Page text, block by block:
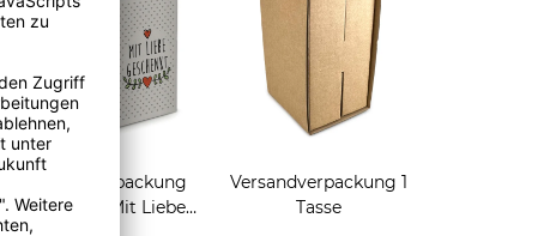
Geschenkverpackung
für Tassen - Mit Liebe
Versandverpackung 1
Tasse